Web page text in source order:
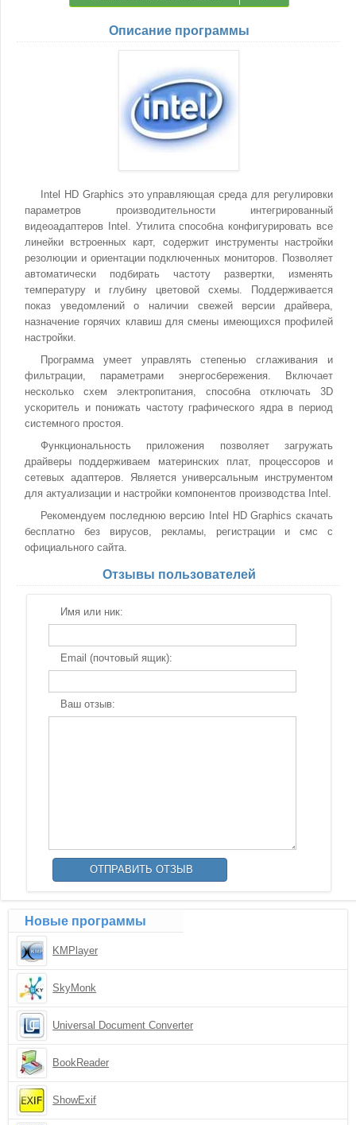
Описание программы
Intel HD Graphics это управляющая среда для регулировки
параметров производительности интегрированный
видеоадаптеров Intel. Утилита способна конфигурировать все
линейки встроенных карт, содержит инструменты настройки
резолюции и ориентации подключенных мониторов. Позволяет
автоматически подбирать частоту развертки, изменять
температуру и глубину цветовой схемы. Поддерживается
показ уведомлений о наличии свежей версии драйвера,
назначение горячих клавиш для смены имеющихся профилей
настройки.
Программа умеет управлять степенью сглаживания и
фильтрации, параметрами энергосбережения. Включает
несколько схем электропитания, способна отключать 3D
ускоритель и понижать частоту графического ядра в период
системного простоя.
Функциональность приложения позволяет загружать
драйверы поддерживаем материнских плат, процессоров и
сетевых адаптеров. Является универсальным инструментом
для актуализации и настройки компонентов производства Intel.
Рекомендуем последнюю версию Intel HD Graphics скачать
бесплатно без вирусов, рекламы, регистрации и смс с
официального сайта.
Отзывы пользователей
Имя или ник:
Email (почтовый ящик):
Ваш отзыв:
Новые программы
KMPlayer
SkyMonk
Universal Document Converter
BookReader
ShowExif